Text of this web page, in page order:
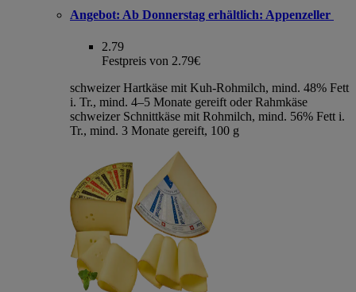
Angebot: Ab Donnerstag erhältlich: Appenzeller
2.79
Festpreis von 2.79€
schweizer Hartkäse mit Kuh-Rohmilch, mind. 48% Fett
i. Tr., mind. 4–5 Monate gereift oder Rahmkäse
schweizer Schnittkäse mit Rohmilch, mind. 56% Fett i.
Tr., mind. 3 Monate gereift, 100 g